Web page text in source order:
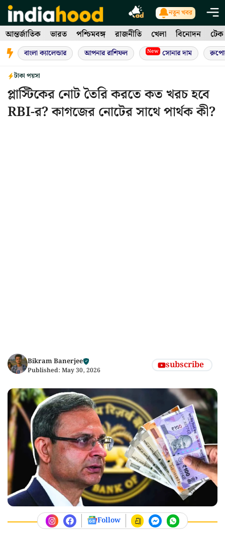
Skip
to
content
নতুন খবর
আন্তর্জাতিক ভারত পশ্চিমবঙ্গ রাজনীতি খেলা বিনোদন টেক
বাংলা ক্যালেন্ডার আপনার রাশিফল New সোনার দাম
টাকা পয়সা
প্লাস্টিকের নোট তৈরি করতে কত খরচ হবে
RBI-র? কাগজের নোটের সাথে পার্থক কী?
Bikram Banerjee
Published: May 30, 2026 subscribe
Follow